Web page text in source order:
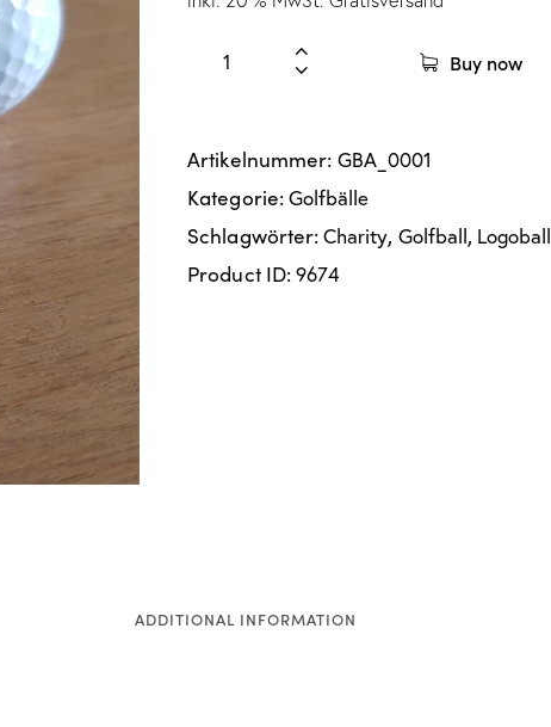
Buy now
Artikelnummer: GBA_0001
Kategorie:Golfbälle
Schlagwörter:Charity, Golfball, Logoball
Product ID:9674
ADDITIONAL INFORMATION